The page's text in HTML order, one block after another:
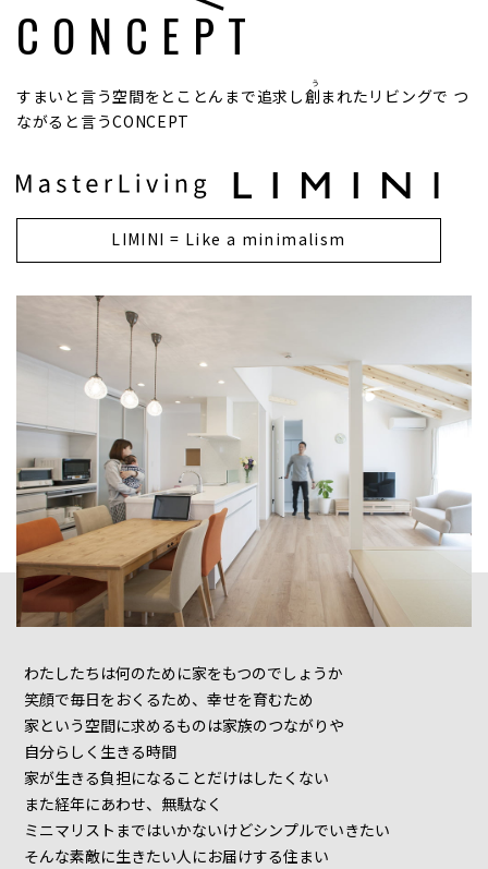
CONCEPT
すまいと言う空間をとことんまで追求し創まれたリビングで つ
ながると言うCONCEPT
LIMINI = Like a minimalism
わたしたちは何のために家をもつのでしょうか
笑顔で毎日をおくるため、幸せを育むため
家という空間に求めるものは家族のつながりや
自分らしく生きる時間
家が生きる負担になることだけはしたくない
また経年にあわせ、無駄なく
ミニマリストまではいかないけどシンプルでいきたい
そんな素敵に生きたい人にお届けする住まい